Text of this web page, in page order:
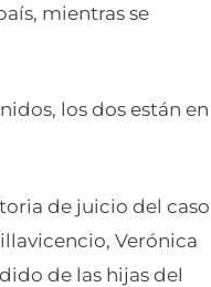
mientras se
los dos están en
de juicio del caso
Verónica
de las hijas del